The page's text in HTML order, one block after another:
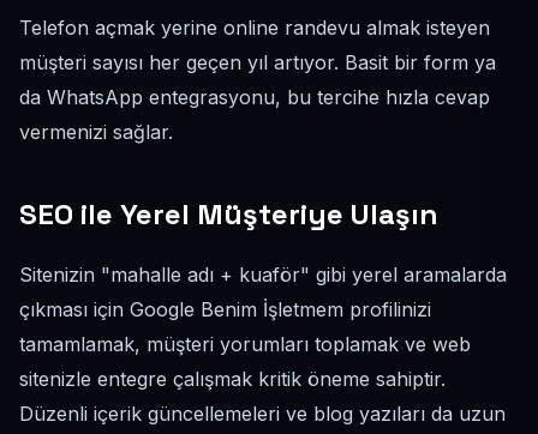
Telefon açmak yerine online randevu almak isteyen
müşteri sayısı her geçen yıl artıyor. Basit bir form ya
da WhatsApp entegrasyonu, bu tercihe hızla cevap
vermenizi sağlar.
SEO ile Yerel Müşteriye Ulaşın
Sitenizin "mahalle adı + kuaför" gibi yerel aramalarda
çıkması için Google Benim İşletmem profilinizi
tamamlamak, müşteri yorumları toplamak ve web
sitenizle entegre çalışmak kritik öneme sahiptir.
Düzenli içerik güncellemeleri ve blog yazıları da uzun